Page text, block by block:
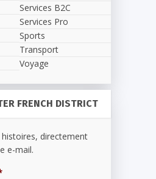
Services B2C
Services Pro
Sports
Transport
Voyage
FRENCH DISTRICT
directement
e-mail.